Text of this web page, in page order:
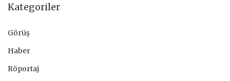
Kategoriler
Görüş
Haber
Röportaj